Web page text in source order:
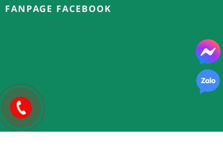
FANPAGE FACEBOOK